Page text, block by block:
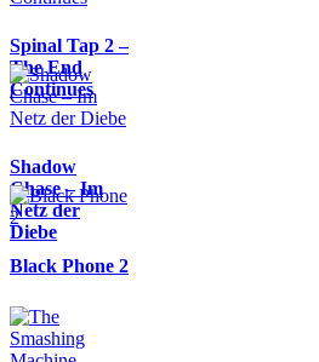
Spinal Tap 2 –
The End
Continues
Shadow
Chase – Im
Netz der
Diebe
Black Phone 2